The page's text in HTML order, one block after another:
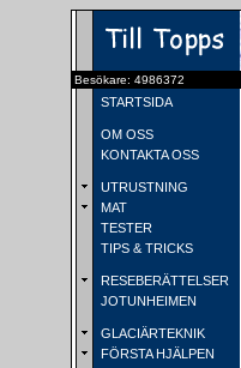
Besökare: 4986372
STARTSIDA
OM OSS
KONTAKTA OSS
UTRUSTNING
MAT
TESTER
TIPS & TRICKS
RESEBERÄTTELSER
JOTUNHEIMEN
GLACIÄRTEKNIK
FÖRSTA HJÄLPEN